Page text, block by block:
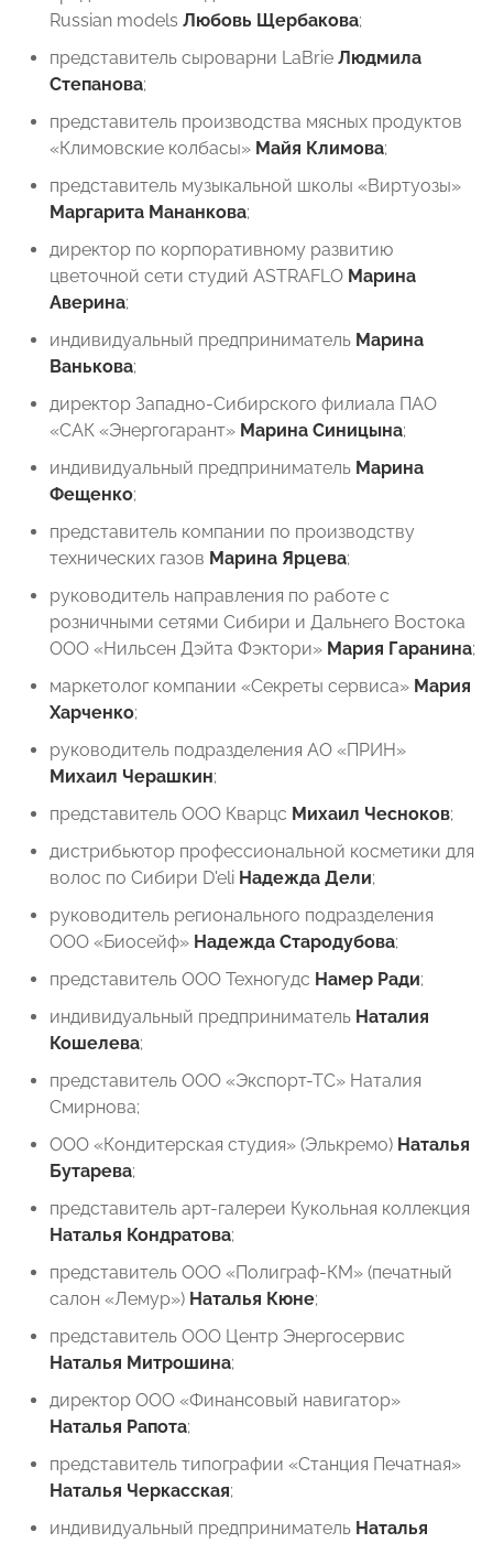
Russian models Любовь Щербакова;
представитель сыроварни LaBrie ⁠ Людмила
Степанова;
представитель производства мясных продуктов
«Климовские колбасы» Майя Климова;
представитель музыкальной школы «Виртуозы»
Маргарита Мананкова;
директор по корпоративному развитию
цветочной сети студий ASTRAFLO Марина
Аверина;
индивидуальный предприниматель Марина
Ванькова;
директор Западно-Сибирского филиала ПАО
«САК «Энергогарант» Марина Синицына;
индивидуальный предприниматель Марина
Фещенко;
представитель компании по производству
технических газов ⁠Марина Ярцева;
руководитель направления по работе с
розничными сетями Сибири и Дальнего Востока
ООО «Нильсен Дэйта Фэктори» Мария Гаранина;
маркетолог компании «Секреты сервиса» Мария
Харченко;
руководитель подразделения АО «ПРИН»
Михаил Черашкин;
представитель ООО Кварцс Михаил Чесноков;
дистрибьютор профессиональной косметики для
волос по Сибири D'eli Надежда Дели;
руководитель регионального подразделения
ООО «Биосейф» Надежда Стародубова;
представитель ООО Техногудс Намер Ради;
индивидуальный предприниматель Наталия
Кошелева;
представитель ООО «Экспорт-ТС» Наталия
Смирнова;
ООО «Кондитерская студия» (Элькремо) ⁠ Наталья
Бутарева;
представитель арт-галереи Кукольная коллекция
Наталья Кондратова;
⁠представитель ООО «Полиграф-КМ» (печатный
салон «Лемур») Наталья Кюне;
представитель ООО Центр Энергосервис
Наталья Митрошина;
директор ООО «Финансовый навигатор»
Наталья Рапота;
представитель типографии «Станция Печатная»
Наталья Черкасская;
индивидуальный предприниматель Наталья